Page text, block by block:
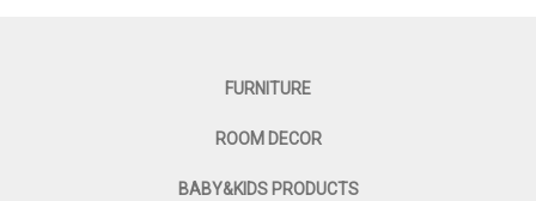
FURNITURE
ROOM DECOR
BABY&KIDS PRODUCTS